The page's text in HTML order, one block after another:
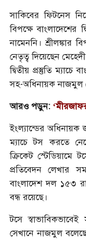
সাকিবের ফিটনেস
বিপক্ষে বাংলাদেশের
নামেননি। শ্রীলঙ্কার
নেতৃত্ব দিয়েছেন
দ্বিতীয় প্রস্তুতি
সহ-অধিনায়ক নাজমুল
আরও পড়ুন:
ইংল্যান্ডের অধিনায়ক
ম্যাচে টস করতে
ক্রিকেট স্টেডিয়ামে
প্রতিবেদন লেখার
বাংলাদেশ দল ১৫৩
বন্ধ রয়েছে।
টসে স্বাভাবিকভাবেই
সেখানে নাজমুল